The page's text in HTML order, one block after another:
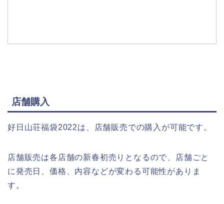
店舗購入
好日山荘福袋2022は、店舗販売での購入が可能です。
店舗販売は各店舗の新春初売りとなるので、店舗ごと
に発売日、価格、内容などが変わる可能性がありま
す。